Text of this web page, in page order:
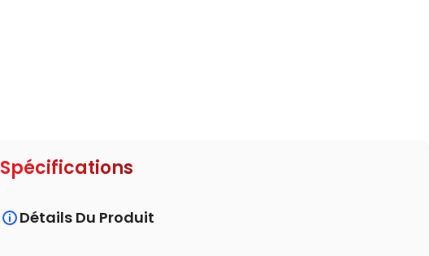
Spécifications
Détails Du Produit